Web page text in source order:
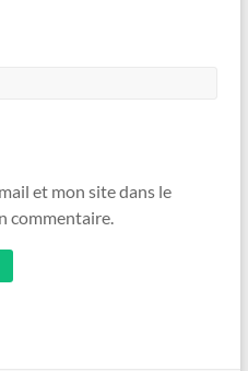
et mon site dans le
commentaire.